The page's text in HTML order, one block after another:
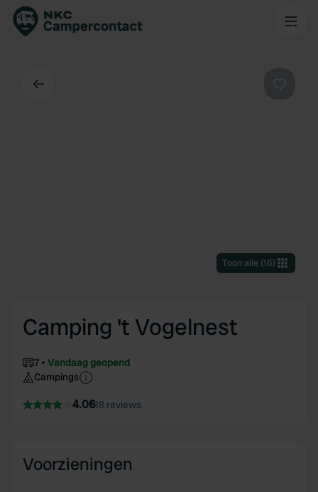
Toon alle(16)
Camping 't Vogelnest
7
Vandaag geopend
Campings
4.0618 reviews
Voorzieningen